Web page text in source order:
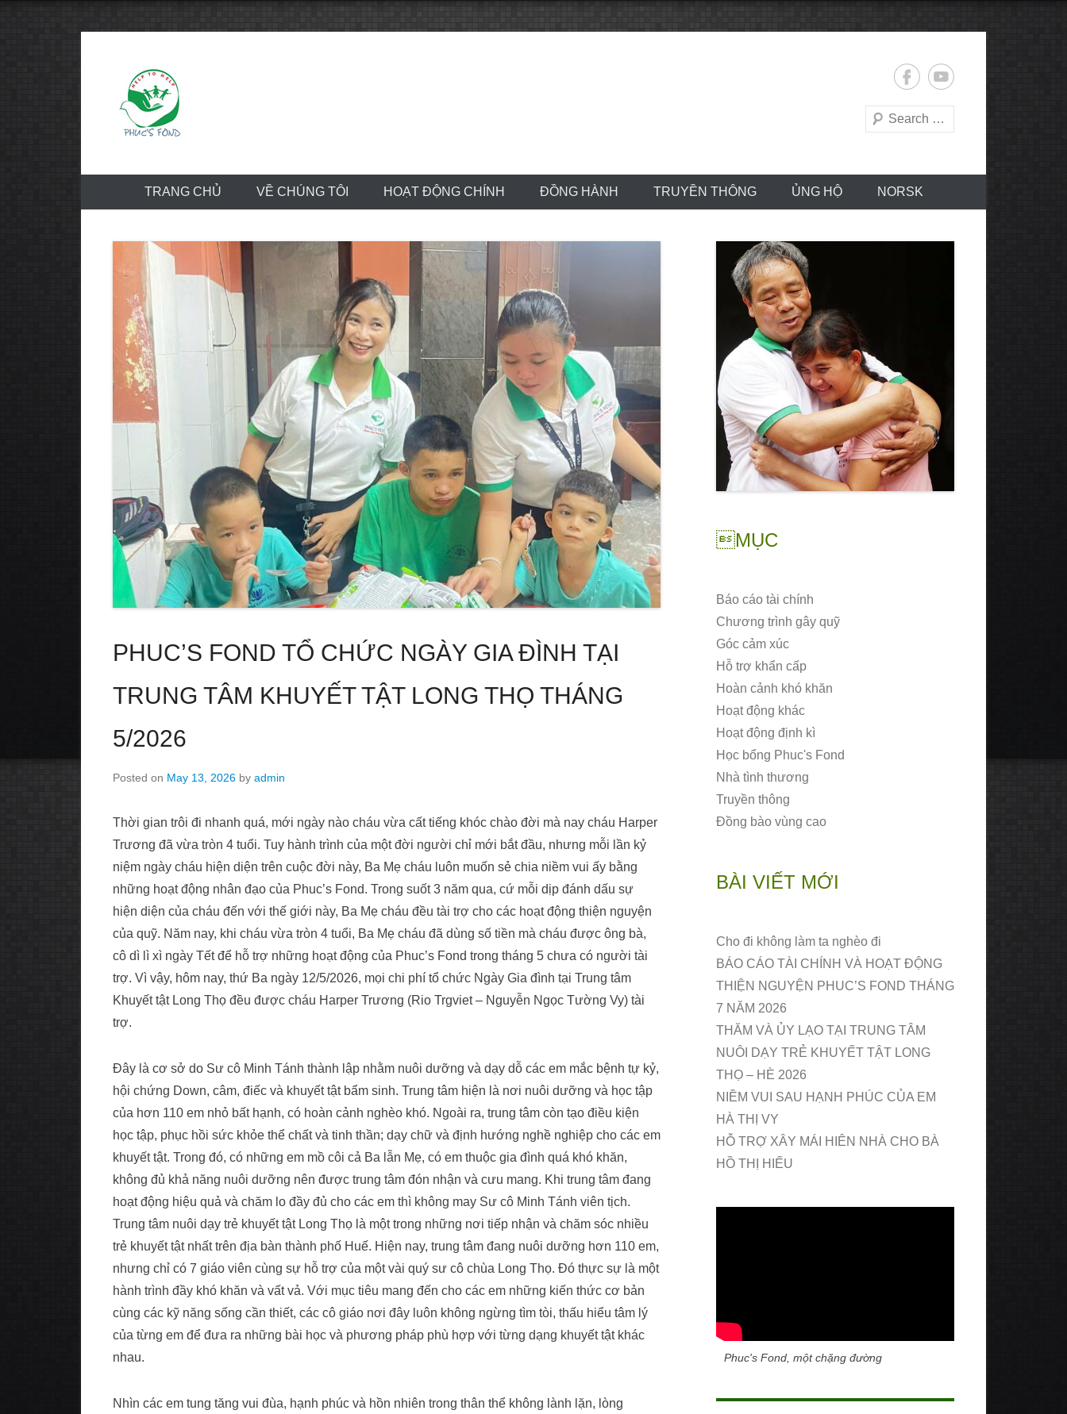
Search
TRANG CHỦ VỀ CHÚNG TÔI HOẠT ĐỘNG CHÍNH ĐỒNG HÀNH TRUYỀN THÔNG ỦNG HỘ NORSK
PHUC’S FOND TỔ CHỨC NGÀY GIA ĐÌNH TẠI
TRUNG TÂM KHUYẾT TẬT LONG THỌ THÁNG
5/2026
Posted on May 13, 2026 by admin
Thời gian trôi đi nhanh quá, mới ngày nào cháu vừa cất tiếng khóc chào đời mà nay cháu Harper
Trương đã vừa tròn 4 tuổi. Tuy hành trình của một đời người chỉ mới bắt đầu, nhưng mỗi lần kỷ
niệm ngày cháu hiện diện trên cuộc đời này, Ba Mẹ cháu luôn muốn sẻ chia niềm vui ấy bằng
những hoạt động nhân đạo của Phuc’s Fond. Trong suốt 3 năm qua, cứ mỗi dịp đánh dấu sự
hiện diện của cháu đến với thế giới này, Ba Mẹ cháu đều tài trợ cho các hoạt động thiện nguyện
của quỹ. Năm nay, khi cháu vừa tròn 4 tuổi, Ba Mẹ cháu đã dùng số tiền mà cháu được ông bà,
cô dì lì xì ngày Tết để hỗ trợ những hoạt động của Phuc’s Fond trong tháng 5 chưa có người tài
trợ. Vì vậy, hôm nay, thứ Ba ngày 12/5/2026, mọi chi phí tổ chức Ngày Gia đình tại Trung tâm
Khuyết tật Long Thọ đều được cháu Harper Trương (Rio Trgviet – Nguyễn Ngọc Tường Vy) tài
trợ.
Đây là cơ sở do Sư cô Minh Tánh thành lập nhằm nuôi dưỡng và dạy dỗ các em mắc bệnh tự kỷ,
hội chứng Down, câm, điếc và khuyết tật bẩm sinh. Trung tâm hiện là nơi nuôi dưỡng và học tập
của hơn 110 em nhỏ bất hạnh, có hoàn cảnh nghèo khó. Ngoài ra, trung tâm còn tạo điều kiện
học tập, phục hồi sức khỏe thể chất và tinh thần; dạy chữ và định hướng nghề nghiệp cho các em
khuyết tật. Trong đó, có những em mồ côi cả Ba lẫn Mẹ, có em thuộc gia đình quá khó khăn,
không đủ khả năng nuôi dưỡng nên được trung tâm đón nhận và cưu mang. Khi trung tâm đang
hoạt động hiệu quả và chăm lo đầy đủ cho các em thì không may Sư cô Minh Tánh viên tịch.
Trung tâm nuôi dạy trẻ khuyết tật Long Thọ là một trong những nơi tiếp nhận và chăm sóc nhiều
trẻ khuyết tật nhất trên địa bàn thành phố Huế. Hiện nay, trung tâm đang nuôi dưỡng hơn 110 em,
nhưng chỉ có 7 giáo viên cùng sự hỗ trợ của một vài quý sư cô chùa Long Thọ. Đó thực sự là một
hành trình đầy khó khăn và vất vả. Với mục tiêu mang đến cho các em những kiến thức cơ bản
cùng các kỹ năng sống cần thiết, các cô giáo nơi đây luôn không ngừng tìm tòi, thấu hiểu tâm lý
của từng em để đưa ra những bài học và phương pháp phù hợp với từng dạng khuyết tật khác
nhau.
Nhìn các em tung tăng vui đùa, hạnh phúc và hồn nhiên trong thân thể không lành lặn, lòng
MỤC
Báo cáo tài chính
Chương trình gây quỹ
Góc cảm xúc
Hỗ trợ khẩn cấp
Hoàn cảnh khó khăn
Hoạt động khác
Hoạt động định kì
Học bổng Phuc's Fond
Nhà tình thương
Truyền thông
Đồng bào vùng cao
BÀI VIẾT MỚI
Cho đi không làm ta nghèo đi
BÁO CÁO TÀI CHÍNH VÀ HOẠT ĐỘNG
THIỆN NGUYỆN PHUC’S FOND THÁNG
7 NĂM 2026
THĂM VÀ ỦY LẠO TẠI TRUNG TÂM
NUÔI DẠY TRẺ KHUYẾT TẬT LONG
THỌ – HÈ 2026
NIỀM VUI SAU HẠNH PHÚC CỦA EM
HÀ THỊ VY
HỖ TRỢ XÂY MÁI HIÊN NHÀ CHO BÀ
HỒ THỊ HIẾU
Phuc's Fond, một chặng đường